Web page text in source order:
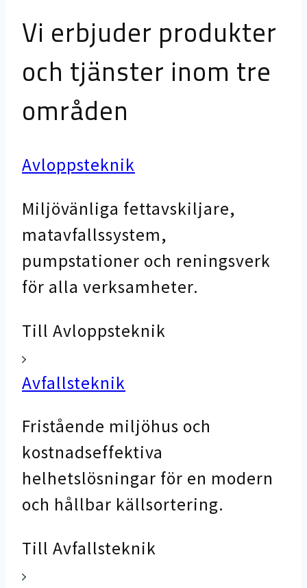
Vi erbjuder produkter
och tjänster inom tre
områden
Avloppsteknik
Miljövänliga fettavskiljare,
matavfallssystem,
pumpstationer och reningsverk
för alla verksamheter.
Till Avloppsteknik
Avfallsteknik
Fristående miljöhus och
kostnadseffektiva
helhetslösningar för en modern
och hållbar källsortering.
Till Avfallsteknik